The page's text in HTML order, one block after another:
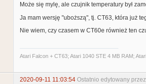
Może się mylę, ale czujnik temperatury był
Ja mam wersję "uboższą", tj. CT63, która już
Nie wiem, czy czasem w CT60e również ten
Atari Falcon + CT63; Atari 1040 STE 4 MB RAM;
2020-09-11 11:03:54 Ostatnio edytowany